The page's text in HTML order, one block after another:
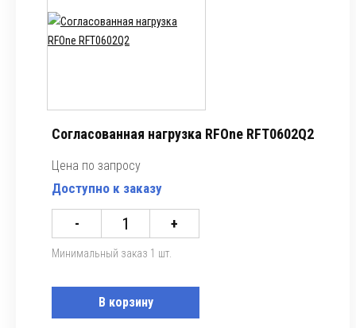
Согласованная нагрузка RFOne RFT0602Q2
Цена по запросу
Доступно к заказу
- +
Минимальный заказ 1 шт.
В корзину